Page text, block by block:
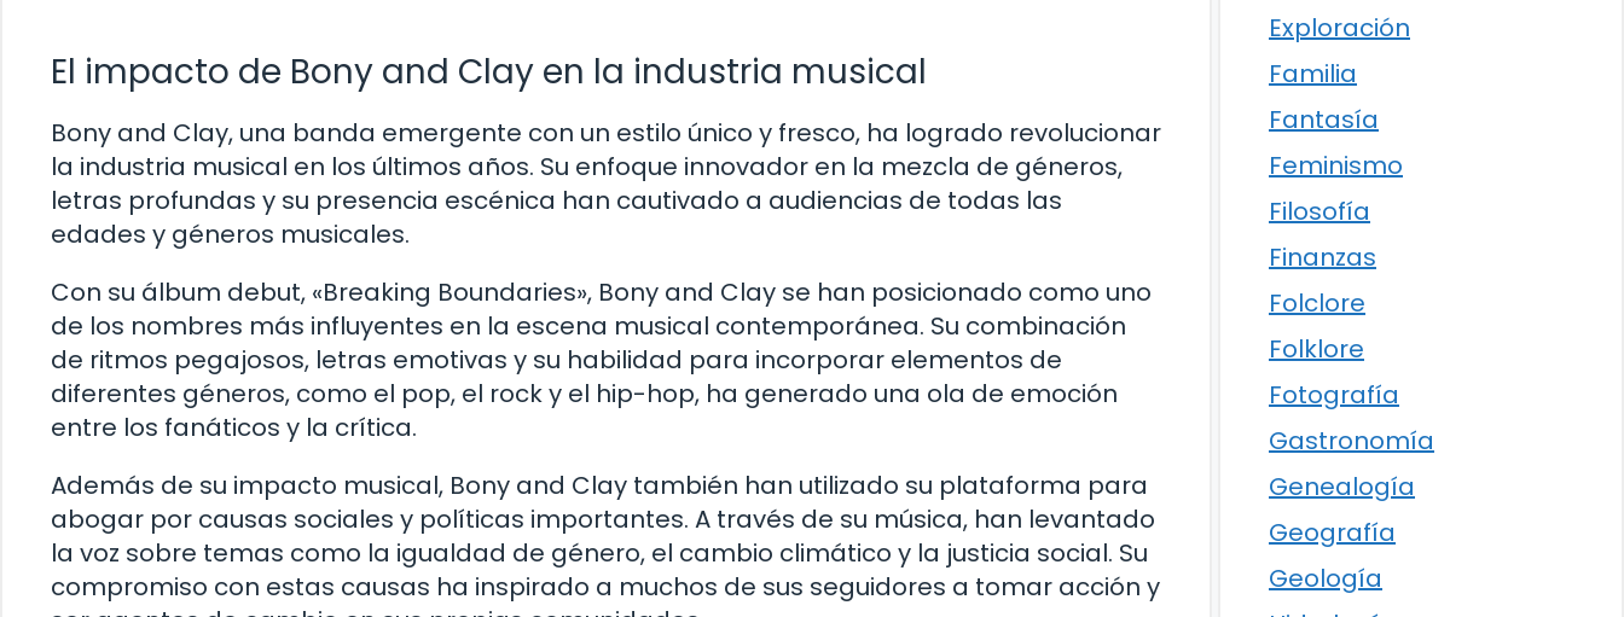
El impacto de Bony and Clay en la industria musical
Bony and Clay, una banda emergente con un estilo único y fresco, ha logrado revolucionar
la industria musical en los últimos años. Su enfoque innovador en la mezcla de géneros,
letras profundas y su presencia escénica han cautivado a audiencias de todas las
edades y géneros musicales.
Con su álbum debut, «Breaking Boundaries», Bony and Clay se han posicionado como uno
de los nombres más influyentes en la escena musical contemporánea. Su combinación
de ritmos pegajosos, letras emotivas y su habilidad para incorporar elementos de
diferentes géneros, como el pop, el rock y el hip-hop, ha generado una ola de emoción
entre los fanáticos y la crítica.
Además de su impacto musical, Bony and Clay también han utilizado su plataforma para
abogar por causas sociales y políticas importantes. A través de su música, han levantado
la voz sobre temas como la igualdad de género, el cambio climático y la justicia social. Su
compromiso con estas causas ha inspirado a muchos de sus seguidores a tomar acción y
Exploración
Familia
Fantasía
Feminismo
Filosofía
Finanzas
Folclore
Folklore
Fotografía
Gastronomía
Genealogía
Geografía
Geología